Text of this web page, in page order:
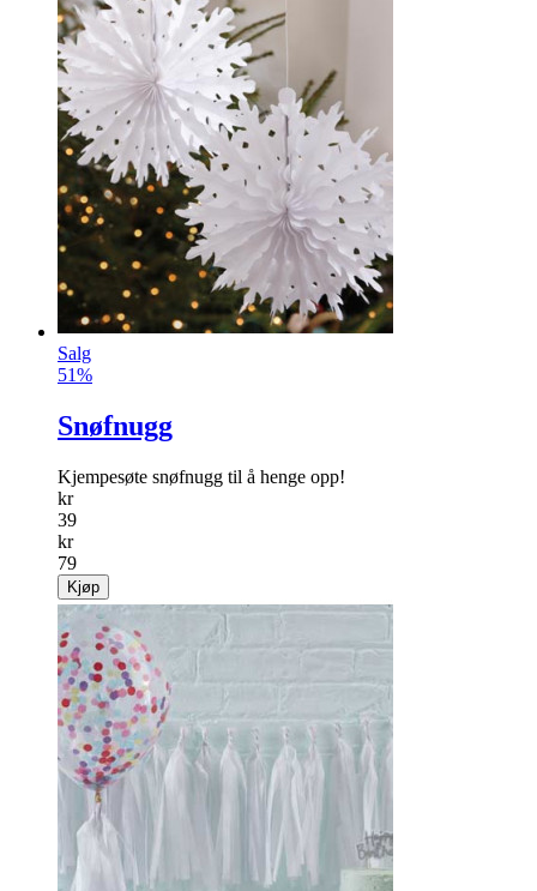
Salg
51%
Snøfnugg
Kjempesøte snøfnugg til å henge opp!
kr
39
kr
79
Kjøp